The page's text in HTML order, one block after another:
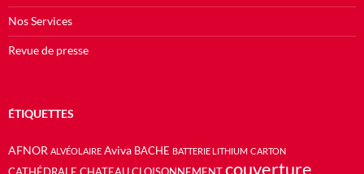
Nos Services
Revue de presse
ÉTIQUETTES
AFNOR ALVÉOLAIRE Aviva BACHE BATTERIE LITHIUM CARTON
couverture